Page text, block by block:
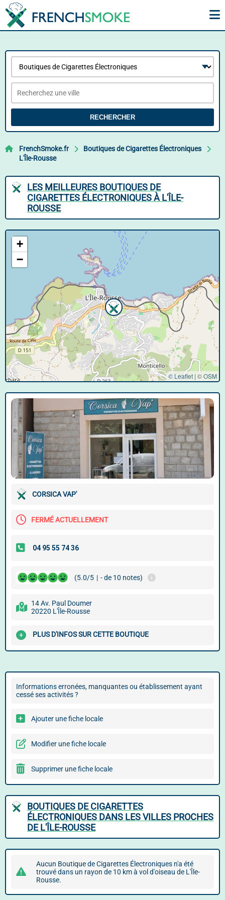
RECHERCHER
FrenchSmoke.fr
Boutiques de Cigarettes Électroniques
L'Île-Rousse
LES MEILLEURES BOUTIQUES DE
CIGARETTES ÉLECTRONIQUES À L'ÎLE-
ROUSSE
+
−
© Leaflet | ©OSM
CORSICA VAP'
FERMÉ ACTUELLEMENT
(5.0/5 | - de 10 notes)
14 Av. Paul Doumer
20220 L'Île-Rousse
PLUS D'INFOS SUR CETTE BOUTIQUE
Informations erronées, manquantes ou établissement ayant
cessé ses activités ?
Ajouter une fiche locale
Modifier une fiche locale
Supprimer une fiche locale
BOUTIQUES DE CIGARETTES
ÉLECTRONIQUES DANS LES VILLES PROCHES
DE L'ÎLE-ROUSSE
Aucun Boutique de Cigarettes Électroniques n'a été
trouvé dans un rayon de 10 km à vol d'oiseau de L'Île-
Rousse.